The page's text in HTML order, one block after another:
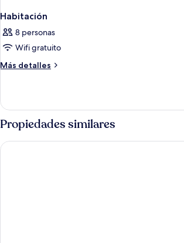
Habitación
8 personas
Wifi gratuito
Más detalles
Más
Propiedades similares
Essen's Hotel